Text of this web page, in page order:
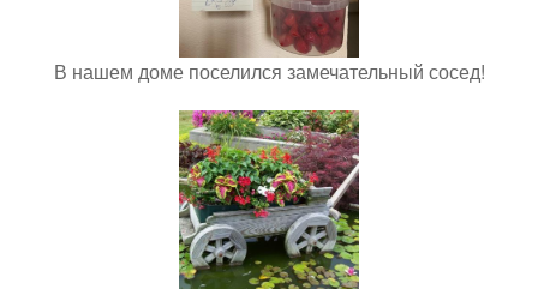
В нашем доме поселился замечательный сосед!